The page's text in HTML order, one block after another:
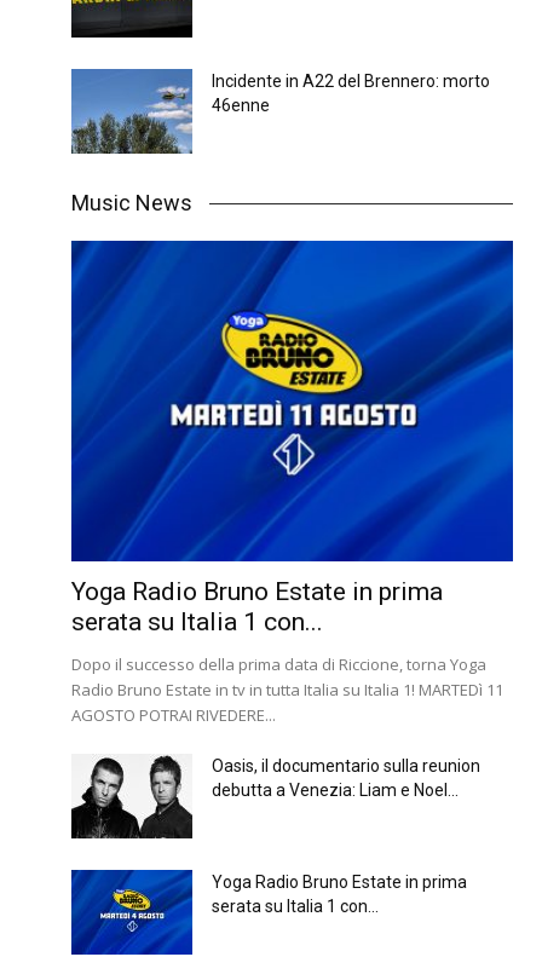
Incidente in A22 del Brennero: morto
46enne
Music News
Yoga Radio Bruno Estate in prima
serata su Italia 1 con...
Dopo il successo della prima data di Riccione, torna Yoga
Radio Bruno Estate in tv in tutta Italia su Italia 1! MARTEDì 11
AGOSTO POTRAI RIVEDERE...
Oasis, il documentario sulla reunion
debutta a Venezia: Liam e Noel...
Yoga Radio Bruno Estate in prima
serata su Italia 1 con...